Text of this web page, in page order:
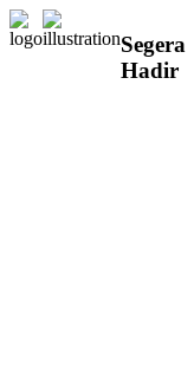
Segera
Hadir